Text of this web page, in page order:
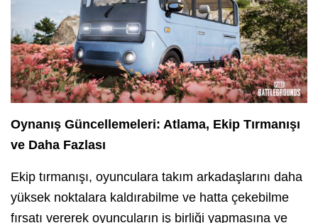
Oynanış Güncellemeleri: Atlama, Ekip Tırmanışı
ve Daha Fazlası
Ekip tırmanışı, oyunculara takım arkadaşlarını daha
yüksek noktalara kaldırabilme ve hatta çekebilme
fırsatı vererek oyuncuların iş birliği yapmasına ve